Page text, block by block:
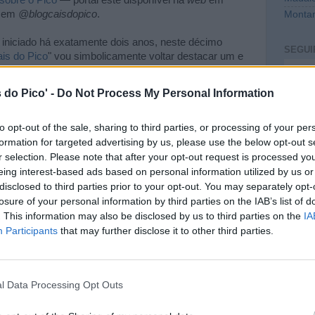
do Pico' - Do Not Process My Personal Information
opt-out of the sale, sharing to third parties, or processing of your
for targeted advertising by us, please use the below opt-out
selection. Please note that after your opt-out request is processed
interest-based ads based on personal information utilized by us
to third parties prior to your opt-out. You may separately
of your personal information by third parties on the IAB’s list of
This information may also be disclosed by us to third parties on the
Participants that may further disclose it to other third parties.
Data Processing Opt Outs
@blogcaisdopico.
há exatamente dois anos, neste décimo
do Pico" vou simbolicamente voltar destacar um e
de julho): "6.º voo Lisboa/Pico tem início esta sexta-
sempre sonhar em altos (e muitos) voos, e o
de fundação deste
portuguesa e a ilha montanha, enquanto no
Terceira), a verdade é que a chegada ao sexto voo
e tenacidade das gentes do Pico, algo que
de (voltar a) desafiar os leitores deste blog
a
" e a verificarem se já tinham conhecimento das
próprio desconhecia inicialmente a maioria delas!
em destaque diferente, imagem que tem
deste
visitantes do "
todas as pessoas que têm ajudado a divulgar o
de visualizações, por estarem sempre aí desse
contínuo ao longo dos anos que me têm